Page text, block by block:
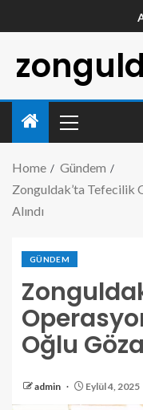
Home
Gündem
Zonguldak’ta Tefecilik
Alındı
GÜNDEM
Oğlu
admin Eylül 4, 2025